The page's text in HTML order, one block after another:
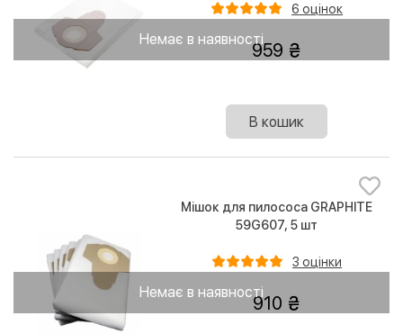
Немає в наявності
6 оцінок
959
В кошик
Немає в наявності
Мішок для пилососа GRAPHITE
59G607, 5 шт
3 оцінки
910